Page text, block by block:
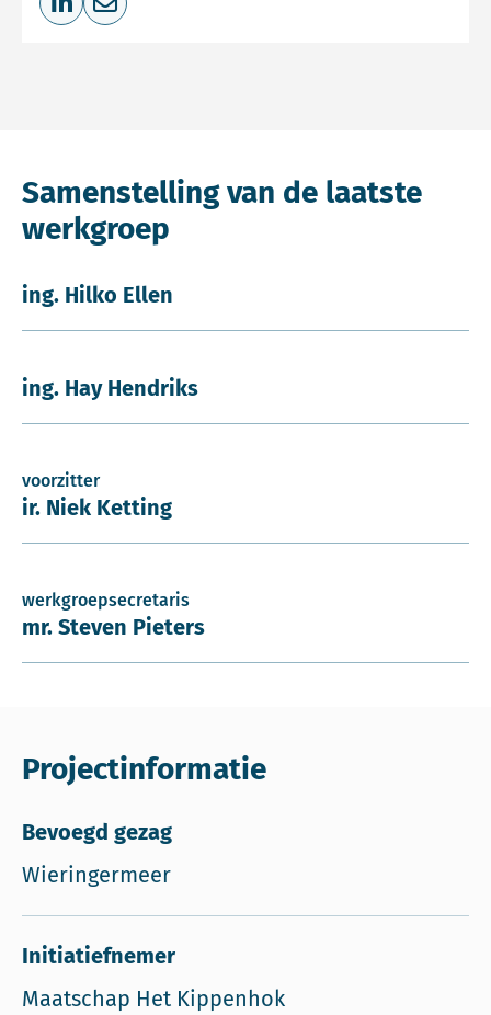
Deel op LinkedIn
Deel via e-mail
Samenstelling van de laatste
werkgroep
ing. Hilko Ellen
ing. Hay Hendriks
voorzitter
ir. Niek Ketting
werkgroepsecretaris
mr. Steven Pieters
Projectinformatie
Bevoegd gezag
Wieringermeer
Initiatiefnemer
Maatschap Het Kippenhok